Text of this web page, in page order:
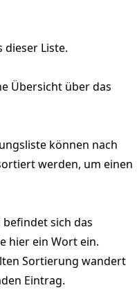
dieser Liste.
Übersicht über das
können nach
werden, um einen
sich das
hier ein Wort ein.
Sortierung wandert
Eintrag.